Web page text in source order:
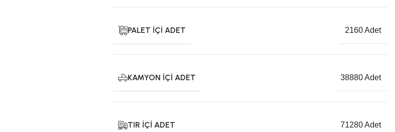
PALET İÇI ADET 2160 Adet
KAMYON İÇI ADET 38880 Adet
TIR İÇI ADET 71280 Adet